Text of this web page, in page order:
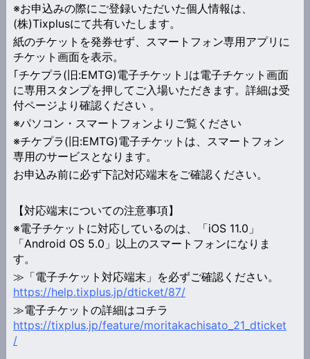
※お申込みの際にご登録いただいた個人情報は、
(株)Tixplusにて共有いたします。
紙のチケットを発券せず、スマートフォン専用アプリに
チケット画面を表示。
｢チケプラ(旧:EMTG)電子チケット｣は電子チケット画面
に専用スタンプを押してご入場いただきます。詳細は受
付ページより確認ください 。
※パソコン・スマートフォンよりご覧ください
※チケプラ(旧:EMTG)電子チケットは、スマートフォン
専用のサービスとなります。
お申込み前に必ず下記対応端末をご確認ください。
【対応端末についての注意事項】
※電子チケットに対応しているのは、「iOS 11.0」
「Android OS 5.0」以上のスマートフォンになりま
す。
≫「電子チケット対応端末」を必ずご確認ください。
https://help.tixplus.jp/dticket/87/
≫電子チケットの詳細はコチラ
https://tixplus.jp/feature/moritakachisato_21_dticket
/